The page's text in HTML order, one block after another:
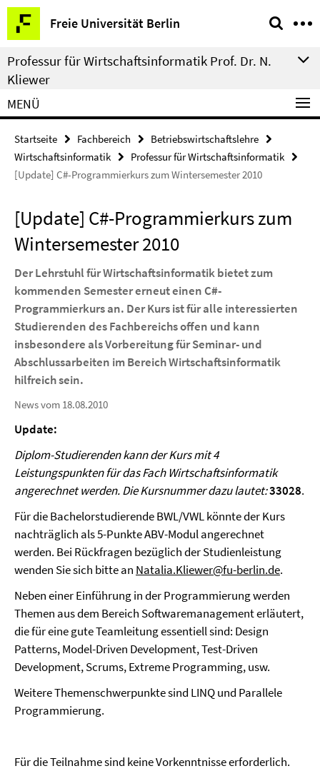
Springe
direkt
zu
Inhalt
Freie Universität Berlin
Service-
Navigation
Professur für Wirtschaftsinformatik Prof. Dr. N.
Kliewer
MENÜ
Startseite Fachbereich
Betriebswirtschaftslehre
Wirtschaftsinformatik
Professur für Wirtschaftsinformatik
[Update] C#-Programmierkurs zum Wintersemester 2010
[Update] C#-Programmierkurs zum
Wintersemester 2010
Der Lehrstuhl für Wirtschaftsinformatik bietet zum
kommenden Semester erneut einen C#-
Programmierkurs an. Der Kurs ist für alle interessierten
Studierenden des Fachbereichs offen und kann
insbesondere als Vorbereitung für Seminar- und
Abschlussarbeiten im Bereich Wirtschaftsinformatik
hilfreich sein.
News vom 18.08.2010
Update:
Diplom-Studierenden kann der Kurs mit 4
Leistungspunkten für das Fach Wirtschaftsinformatik
angerechnet werden. Die Kursnummer dazu lautet:33028.
Für die Bachelorstudierende BWL/VWL könnte der Kurs
nachträglich als 5-Punkte ABV-Modul angerechnet
werden. Bei Rückfragen bezüglich der Studienleistung
wenden Sie sich bitte an Natalia.Kliewer@fu-berlin.de.
Neben einer Einführung in der Programmierung werden
Themen aus dem Bereich Softwaremanagement erläutert,
die für eine gute Teamleitung essentiell sind: Design
Patterns, Model-Driven Development, Test-Driven
Development, Scrums, Extreme Programming, usw.
Weitere Themenschwerpunkte sind LINQ und Parallele
Programmierung.
Für die Teilnahme sind keine Vorkenntnisse erforderlich.